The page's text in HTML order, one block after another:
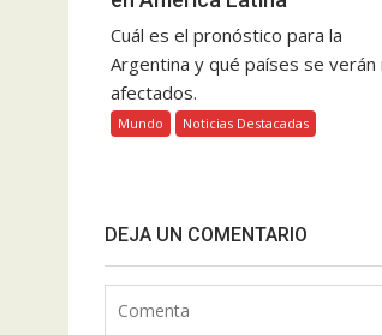
Cuál es el pronóstico para la
Argentina y qué países se verán
afectados.
Mundo Noticias Destacadas
DEJA UN COMENTARIO